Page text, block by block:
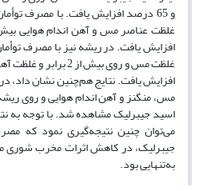
و 65 درصد افزایش یافت. با مصرف
افزایش یافت. در ریشه نیز با مصرف
افزایش یافت. نتایج هم‌چنین نشان داد،
مس، منگنز و آهن اندام هوایی و روی
اسید جیبرلیک مشاهده شد. با توجه به
می‌توان چنین نتیجه‌گیری نمود که
جیبرلیک، در کاهش اثرات مخرب شوری
به‌تنهایی بود.